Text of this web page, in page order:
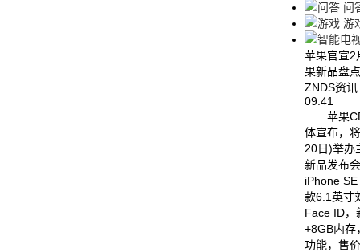
问
游
苹果官宣2
果新品盘点
ZNDS资讯
09:41
苹果
体宣布，
20日)举办
新品发布
iPhone
款6.1英寸
Face ID，
+8GB内存
功能，售